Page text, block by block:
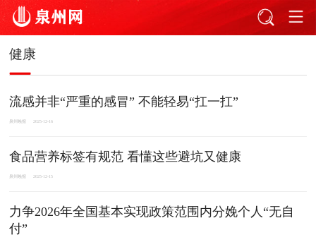
健康
流感并非“严重的感冒” 不能轻易“扛一扛”
泉州晚报 2025-12-16
食品营养标签有规范 看懂这些避坑又健康
泉州晚报 2025-12-15
力争2026年全国基本实现政策范围内分娩个人“无自
付”